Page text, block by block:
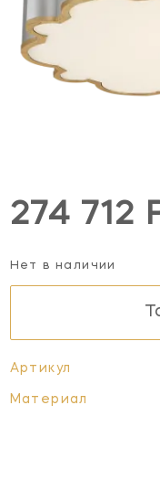
274 712
Нет в наличии
Артикул
Материал